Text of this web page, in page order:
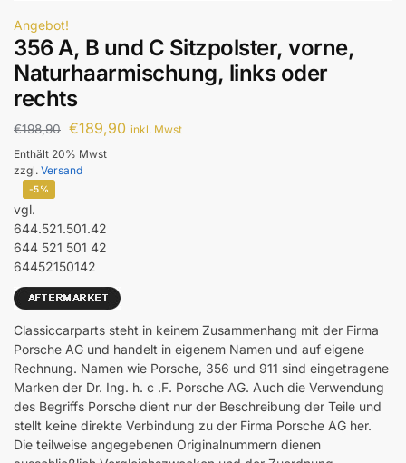
Angebot!
356 A, B und C Sitzpolster, vorne,
Naturhaarmischung, links oder
rechts
€198,90 €189,90 inkl. Mwst
Enthält 20% Mwst
zzgl. Versand
-5%
vgl.
644.521.501.42
644 521 501 42
64452150142
Classiccarparts steht in keinem Zusammenhang mit der Firma
Porsche AG und handelt in eigenem Namen und auf eigene
Rechnung. Namen wie Porsche, 356 und 911 sind eingetragene
Marken der Dr. Ing. h. c .F. Porsche AG. Auch die Verwendung
des Begriffs Porsche dient nur der Beschreibung der Teile und
stellt keine direkte Verbindung zu der Firma Porsche AG her.
Die teilweise angegebenen Originalnummern dienen